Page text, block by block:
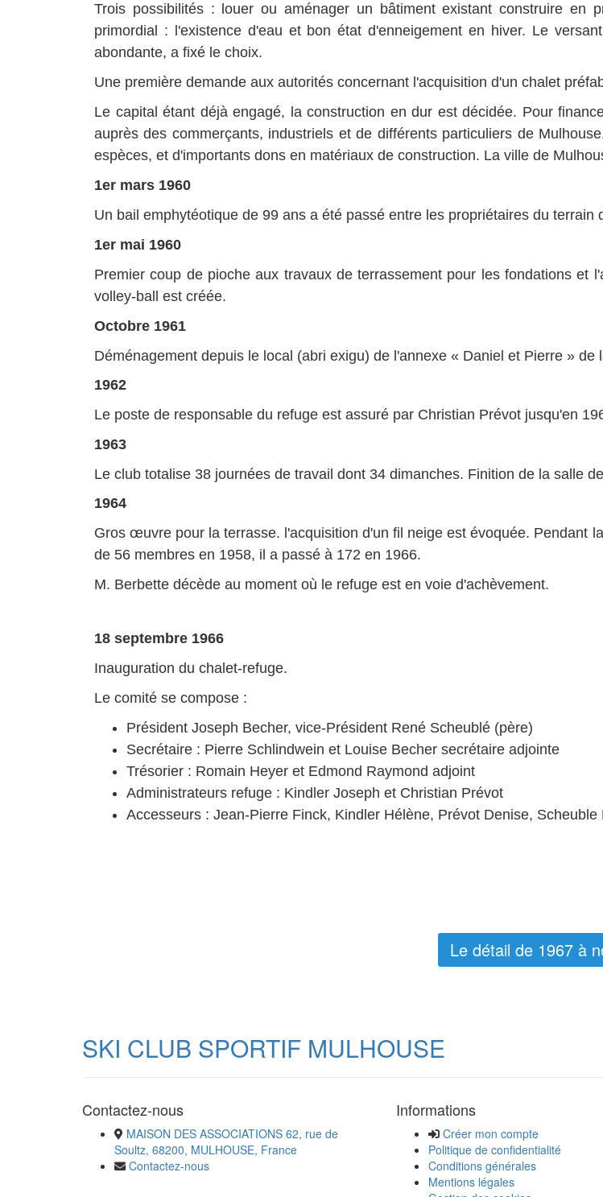
Trois possibilités : louer ou aménager un bâtiment existant construire
primordial : l'existence d'eau et bon état d'enneigement en hiver. Le
abondante, a fixé le choix.
Une première demande aux autorités concernant l'acquisition d'un chalet
Le capital étant déjà engagé, la construction en dur est décidée. Pour
auprès des commerçants, industriels et de différents particuliers de
espèces, et d'importants dons en matériaux de construction. La ville de
1er mars 1960
Un bail emphytéotique de 99 ans a été passé entre les propriétaires du
1er mai 1960
Premier coup de pioche aux travaux de terrassement pour les fondations et
volley-ball est créée.
Octobre 1961
Déménagement depuis le local (abri exigu) de l'annexe « Daniel et Pierre »
1962
Le poste de responsable du refuge est assuré par Christian Prévot jusqu'en
1963
Le club totalise 38 journées de travail dont 34 dimanches. Finition de la salle
1964
Gros œuvre pour la terrasse. l'acquisition d'un fil neige est évoquée. Pendant
de 56 membres en 1958, il a passé à 172 en 1966.
M. Berbette décède au moment où le refuge est en voie d'achèvement.
18 septembre 1966
Inauguration du chalet-refuge.
Le comité se compose :
Président Joseph Becher, vice-Président René Scheublé (père)
Secrétaire : Pierre Schlindwein et Louise Becher secrétaire adjointe
Trésorier : Romain Heyer et Edmond Raymond adjoint
Administrateurs refuge : Kindler Joseph et Christian Prévot
Accesseurs : Jean-Pierre Finck, Kindler Hélène, Prévot Denise, Scheuble
Le détail de 1967 à
SKI CLUB SPORTIF MULHOUSE
Contactez-nous
MAISON DES ASSOCIATIONS 62, rue de
Soultz, 68200, MULHOUSE, France
Contactez-nous
Informations
Créer mon compte
Politique de confidentialité
Conditions générales
Mentions légales